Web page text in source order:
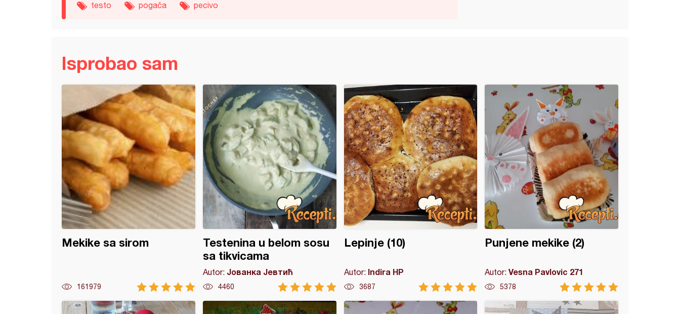
testo pogača pecivo
Isprobao sam
Mekike sa sirom
161979
Testenina u belom sosu
sa tikvicama
Autor: Јованка Јевтић
4460
Lepinje (10)
Autor: Indira HP
3687
Punjene mekike (2)
Autor:Vesna Pavlovic 271
5378